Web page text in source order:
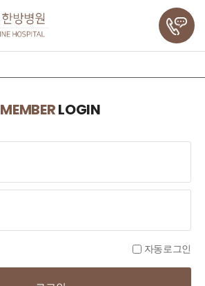
MEMBERLOGIN
자동로그인